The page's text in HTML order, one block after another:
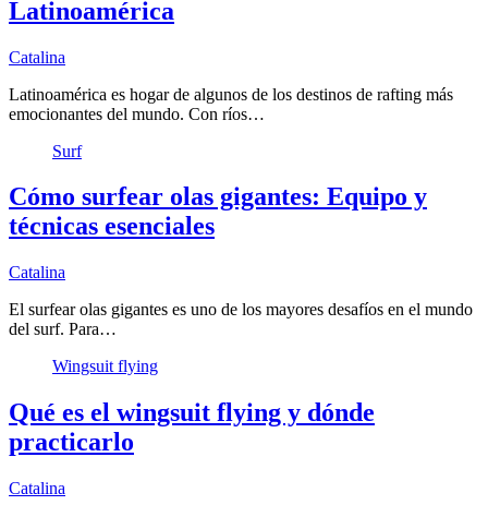
Latinoamérica
Catalina
Latinoamérica es hogar de algunos de los destinos de rafting más
emocionantes del mundo. Con ríos…
Surf
Cómo surfear olas gigantes: Equipo y
técnicas esenciales
Catalina
El surfear olas gigantes es uno de los mayores desafíos en el mundo
del surf. Para…
Wingsuit flying
Qué es el wingsuit flying y dónde
practicarlo
Catalina